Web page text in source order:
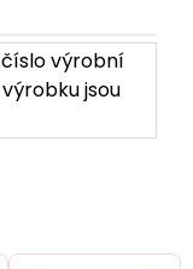
výrobní
jsou